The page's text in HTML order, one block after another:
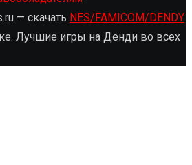
— скачать NES/FAMICOM/DENDY
Лучшие игры на Денди во всех